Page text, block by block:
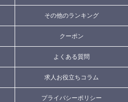
その他のランキング
クーポン
よくある質問
求人お役立ちコラム
プライバシーポリシー